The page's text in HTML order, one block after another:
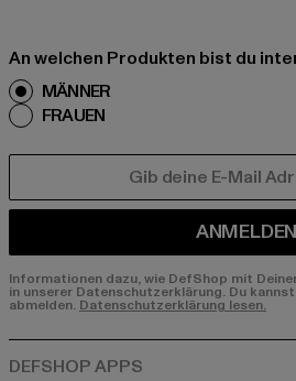
An welchen Produkten bist du
MÄNNER
FRAUEN
ANMELDEN
Informationen dazu, wie DefShop mit
in unserer Datenschutzerklärung. Du
abmelden. Datenschutzerklärung lesen.